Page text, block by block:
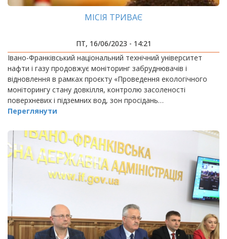
МІСІЯ ТРИВАЄ
ПТ, 16/06/2023 - 14:21
Івано-Франківський національний технічний університет
нафти і газу продовжує моніторинг забруднювачів і
відновлення в рамках проєкту «Проведення екологічного
моніторингу стану довкілля, контролю засоленості
поверхневих і підземних вод, зон просідань…
Переглянути